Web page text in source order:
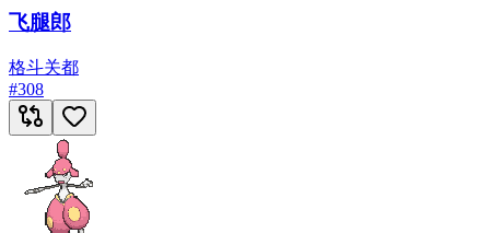
飞腿郎
格斗关都
#308